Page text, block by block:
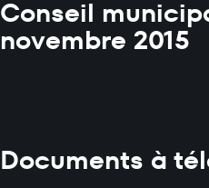
Conseil
novembre 2015
Documents à